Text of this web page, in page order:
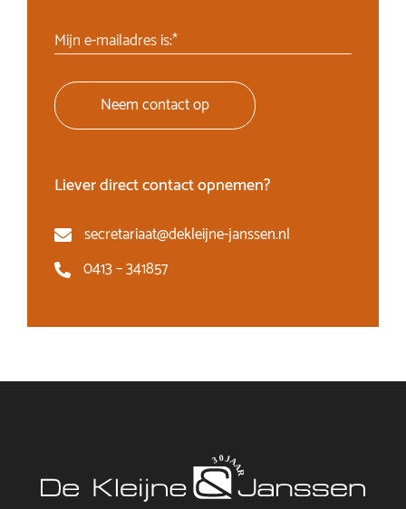
Mijn e-mailadres is:*
Neem contact op
Liever direct contact opnemen?
secretariaat@dekleijne-janssen.nl
0413 – 341857